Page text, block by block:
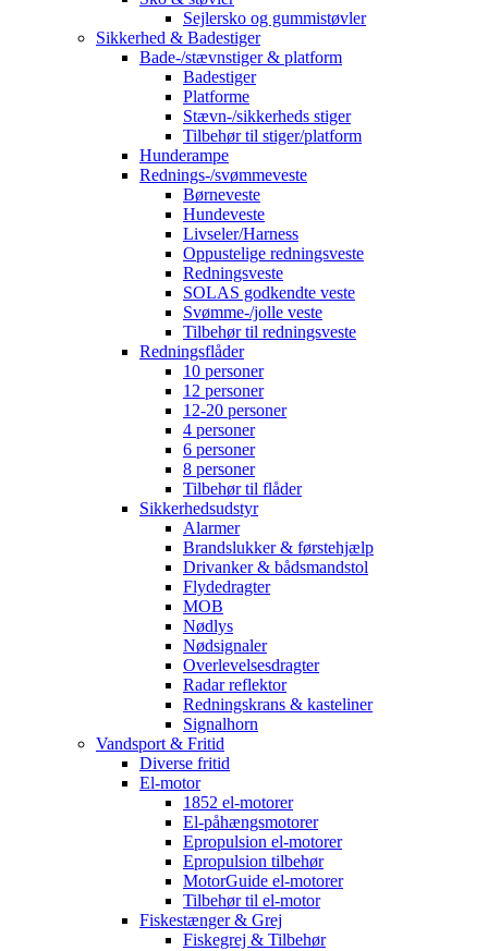
Sejlersko og gummistøvler
Sikkerhed & Badestiger
Bade-/stævnstiger & platform
Badestiger
Platforme
Stævn-/sikkerheds stiger
Tilbehør til stiger/platform
Hunderampe
Rednings-/svømmeveste
Børneveste
Hundeveste
Livseler/Harness
Oppustelige redningsveste
Redningsveste
SOLAS godkendte veste
Svømme-/jolle veste
Tilbehør til redningsveste
Redningsflåder
10 personer
12 personer
12-20 personer
4 personer
6 personer
8 personer
Tilbehør til flåder
Sikkerhedsudstyr
Alarmer
Brandslukker & førstehjælp
Drivanker & bådsmandstol
Flydedragter
MOB
Nødlys
Nødsignaler
Overlevelsesdragter
Radar reflektor
Redningskrans & kasteliner
Signalhorn
Vandsport & Fritid
Diverse fritid
El-motor
1852 el-motorer
El-påhængsmotorer
Epropulsion el-motorer
Epropulsion tilbehør
MotorGuide el-motorer
Tilbehør til el-motor
Fiskestænger & Grej
Fiskegrej & Tilbehør